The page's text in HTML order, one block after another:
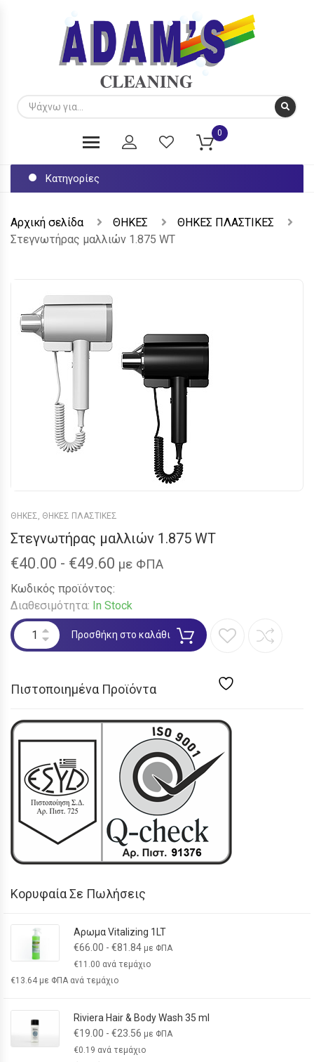
0
Κατηγορίες
Αρχική σελίδα ΘΗΚΕΣ
ΘΗΚΕΣ ΠΛΑΣΤΙΚΕΣ
Στεγνωτήρας μαλλιών 1.875 WΤ
ΘΗΚΕΣ, ΘΗΚΕΣ ΠΛΑΣΤΙΚΕΣ
Στεγνωτήρας μαλλιών 1.875 WΤ
€40.00 - €49.60 με ΦΠΑ
Κωδικός προϊόντος:
Διαθεσιμότητα: In Stock
Προσθήκη στο καλάθι
Πιστοποιημένα Προϊόντα
Κορυφαία Σε Πωλήσεις
Αρωμα Vitalizing 1LT
€66.00 - €81.84 με ΦΠΑ
€11.00 ανά τεμάχιο
€13.64 με ΦΠΑ ανά τεμάχιο
Riviera Hair & Body Wash 35 ml
€19.00 - €23.56 με ΦΠΑ
€0.19 ανά τεμάχιο